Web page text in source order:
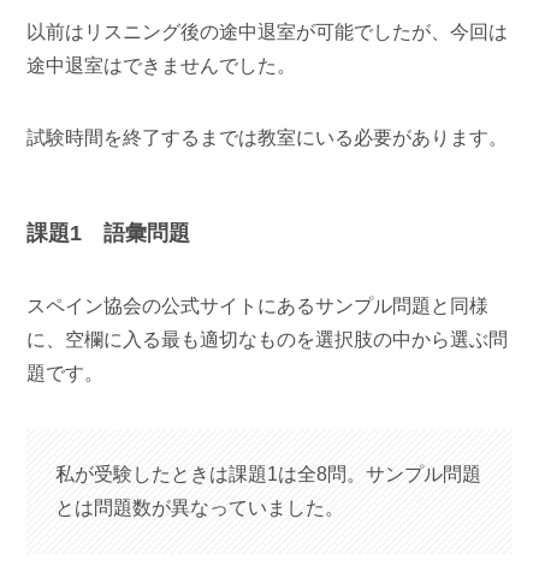
以前はリスニング後の途中退室が可能でしたが、今回は
途中退室はできませんでした。
試験時間を終了するまでは教室にいる必要があります。
課題1 語彙問題
スペイン協会の公式サイトにあるサンプル問題と同様
に、空欄に入る最も適切なものを選択肢の中から選ぶ問
題です。
私が受験したときは課題1は全8問。サンプル問題
とは問題数が異なっていました。